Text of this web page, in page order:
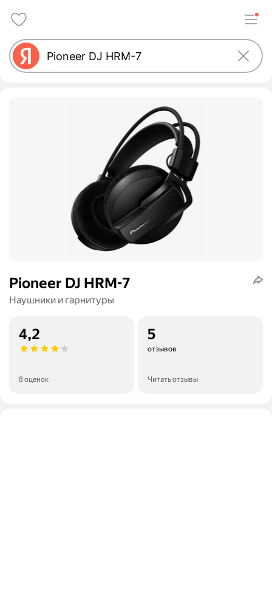
Pioneer DJ HRM-7
Наушники и гарнитуры
4,2
8 оценок
5
отзывов
Читать отзывы